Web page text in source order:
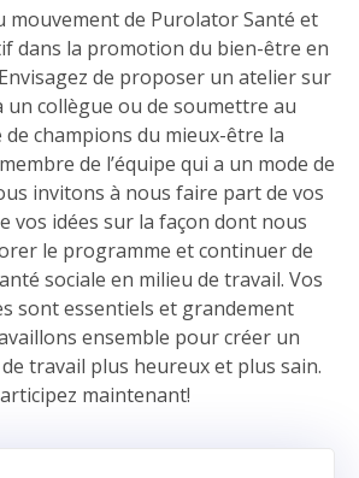
mouvement de Purolator Santé et
dans la promotion du bien-être en
de proposer un atelier sur
un collègue ou de soumettre au
champions du mieux-être la
de l’équipe qui a un mode de
invitons à nous faire part de vos
vos idées sur la façon dont nous
le programme et continuer de
sociale en milieu de travail. Vos
sont essentiels et grandement
ensemble pour créer un
travail plus heureux et plus sain.
maintenant!